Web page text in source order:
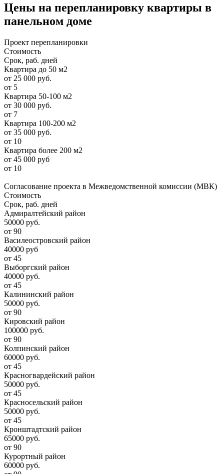
Цены на перепланировку квартиры в
панельном доме
Проект перепланировки
Стоимость
Срок, раб. дней
Квартира до 50 м2
от 25 000 руб.
от 5
Квартира 50-100 м2
от 30 000 руб.
от 7
Квартира 100-200 м2
от 35 000 руб.
от 10
Квартира более 200 м2
от 45 000 руб
от 10
Согласование проекта в Межведомственной комиссии (МВК)
Стоимость
Срок, раб. дней
Адмиралтейский район
50000 руб.
от 90
Василеостровский район
40000 руб
от 45
Выборгский район
40000 руб.
от 45
Калининский район
50000 руб.
от 90
Кировский район
100000 руб.
от 90
Колпинский район
60000 руб.
от 45
Красногвардейский район
50000 руб.
от 45
Красносельский район
50000 руб.
от 45
Кронштадтский район
65000 руб.
от 90
Курортный район
60000 руб.